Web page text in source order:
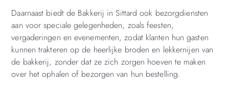
Daarnaast biedt de Bakkerij in Sittard ook bezorgdiensten
aan voor speciale gelegenheden, zoals feesten,
vergaderingen en evenementen, zodat klanten hun gasten
kunnen trakteren op de heerlijke broden en lekkernijen van
de bakkerij, zonder dat ze zich zorgen hoeven te maken
over het ophalen of bezorgen van hun bestelling.